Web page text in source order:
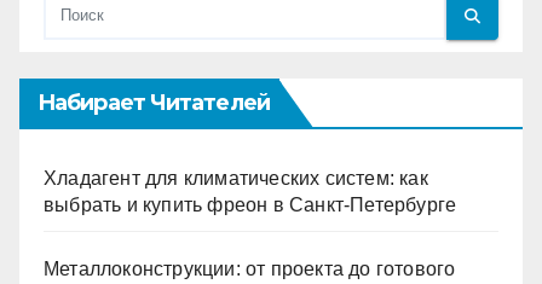
Набирает Читателей
Хладагент для климатических систем: как
выбрать и купить фреон в Санкт-Петербурге
Металлоконструкции: от проекта до готового